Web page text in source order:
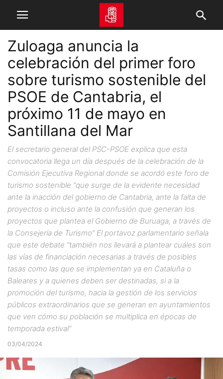
Zuloaga anuncia la
celebración del primer foro
sobre turismo sostenible del
PSOE de Cantabria, el
próximo 11 de mayo en
Santillana del Mar
El secretario general del PSC-PSOE explica que esta
convocatoria llega un día después de la celebración de la
Comisión Ejecutiva Regional donde se acordó este foro de
turismo sostenible “que surge de la evidente necesidad
ante la inacción del gobierno de Cantabria, ante la falta de
proyectos o incluso ante la confusión que generan los
proyectos que plantea el Gobierno de Buruaga, a través de
la Consejería de Turismo” El portavoz parlamentario señala
que este debate “también nos llevará a plantear cuáles son
las vías de financiación necesarias a través de posibles
tasas como las que se implementan ya en Cataluña o
Baleares y a quienes deben ser destinadas, si a la
promoción del turismo, hacia la gestión de los servicios
públicos extraordinarios que se generan en ayuntamientos
que ven cómo su población se multiplica en épocas de
temporada estival”
03/04/2024